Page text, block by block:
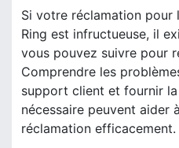
Si votre réclamation pour
Ring est infructueuse, il
vous pouvez suivre pour
Comprendre les
support client et fournir
nécessaire peuvent aider
réclamation efficacement.